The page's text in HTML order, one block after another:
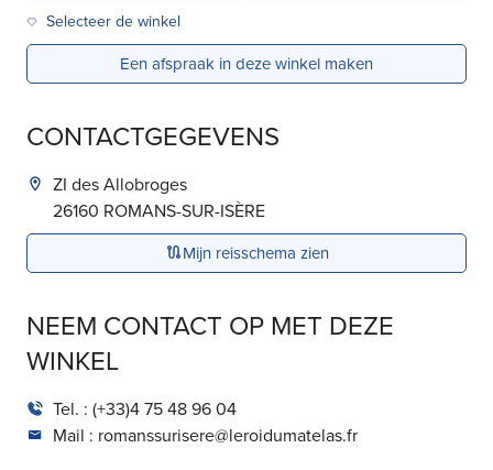
Selecteer de winkel
Een afspraak in deze winkel maken
CONTACTGEGEVENS
ZI des Allobroges
26160 ROMANS-SUR-ISÈRE
Mijn reisschema zien
NEEM CONTACT OP MET DEZE
WINKEL
Tel. : (+33)4 75 48 96 04
Mail : romanssurisere@leroidumatelas.fr